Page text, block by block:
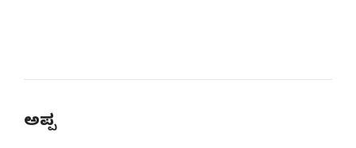
ಅಪ್ಪ